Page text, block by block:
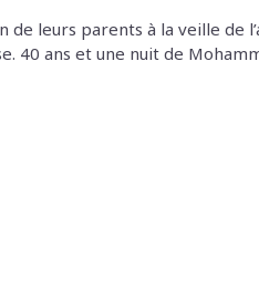
de leurs parents à la veille de
40 ans et une nuit de